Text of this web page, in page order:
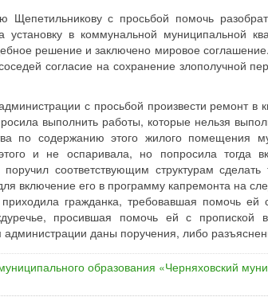
Щепетильникову с просьбой помочь
в коммунальной муниципальной
решение и заключено мировое
согласие на сохранение злополучной
с просьбой произвести ремонт в
выполнить работы, которые нельзя
по содержанию этого жилого помещения
и не оспаривала, но попросила тогда
соответствующим структурам
включение его в программу капремонта на
гражданка, требовавшая помочь ей
просившая помочь ей с
даны поручения, либо
образования «Черняховский